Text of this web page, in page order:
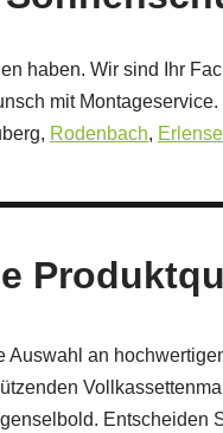
haben. Wir sind Ihr
mit
Rodenbach,
Auswahl an
Entscheiden